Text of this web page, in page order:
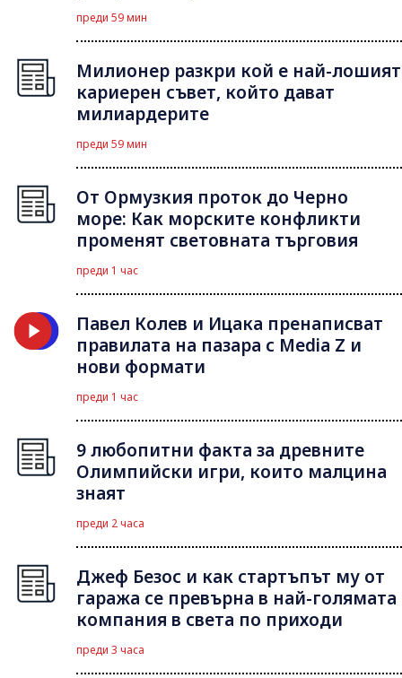
преди 59 мин
Милионер разкри кой е най-лошият
кариерен съвет, който дават
милиардерите
преди 59 мин
От Ормузкия проток до Черно
море: Как морските конфликти
променят световната търговия
преди 1 час
Павел Колев и Ицака пренаписват
правилата на пазара с Media Z и
нови формати
преди 1 час
9 любопитни факта за древните
Олимпийски игри, които малцина
знаят
преди 2 часа
Джеф Безос и как стартъпът му от
гаража се превърна в най-голямата
компания в света по приходи
преди 3 часа